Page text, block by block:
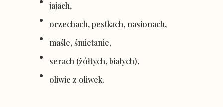
jajach,
orzechach, pestkach, nasionach,
maśle, śmietanie,
serach (żółtych, białych),
oliwie z oliwek.